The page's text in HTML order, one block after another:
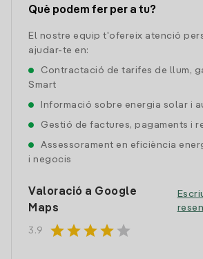
Què podem fer per a tu?
El nostre equip t'ofereix atenció
ajudar-te en:
Contractació de tarifes de llum,
Smart
Informació sobre energia solar i
Gestió de factures, pagaments i
Assessorament en eficiència
i negocis
Valoració a Google
Maps
3.9 starstarstarstar star